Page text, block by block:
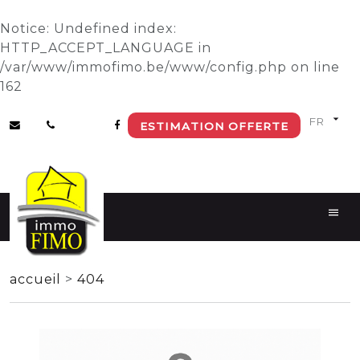
Notice: Undefined index:
HTTP_ACCEPT_LANGUAGE in
/var/www/immofimo.be/www/config.php on line
162
ESTIMATION OFFERTE
accueil > 404